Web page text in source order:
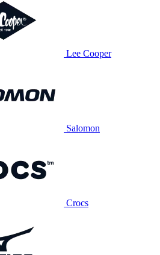
Lee Cooper
Salomon
Crocs